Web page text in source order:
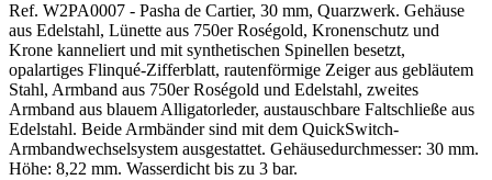
Ref. W2PA0007 - Pasha de Cartier, 30 mm, Quarzwerk. Gehäuse
aus Edelstahl, Lünette aus 750er Roségold, Kronenschutz und
Krone kanneliert und mit synthetischen Spinellen besetzt,
opalartiges Flinqué-Zifferblatt, rautenförmige Zeiger aus gebläutem
Stahl, Armband aus 750er Roségold und Edelstahl, zweites
Armband aus blauem Alligatorleder, austauschbare Faltschließe aus
Edelstahl. Beide Armbänder sind mit dem QuickSwitch-
Armbandwechselsystem ausgestattet. Gehäusedurchmesser: 30 mm.
Höhe: 8,22 mm. Wasserdicht bis zu 3 bar.